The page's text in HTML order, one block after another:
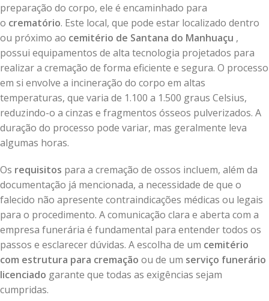
preparação do corpo, ele é encaminhado para
o crematório. Este local, que pode estar localizado dentro
ou próximo ao cemitério de Santana do Manhuaçu ,
possui equipamentos de alta tecnologia projetados para
realizar a cremação de forma eficiente e segura. O processo
em si envolve a incineração do corpo em altas
temperaturas, que varia de 1.100 a 1.500 graus Celsius,
reduzindo-o a cinzas e fragmentos ósseos pulverizados. A
duração do processo pode variar, mas geralmente leva
algumas horas.
Os requisitos para a cremação de ossos incluem, além da
documentação já mencionada, a necessidade de que o
falecido não apresente contraindicações médicas ou legais
para o procedimento. A comunicação clara e aberta com a
empresa funerária é fundamental para entender todos os
passos e esclarecer dúvidas. A escolha de um cemitério
com estrutura para cremação ou de um serviço funerário
licenciado garante que todas as exigências sejam
cumpridas.